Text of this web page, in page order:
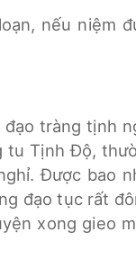
nếu
tràng tịnh
tu Tịnh Độ,
Được bao
đạo tục rất
xong gieo